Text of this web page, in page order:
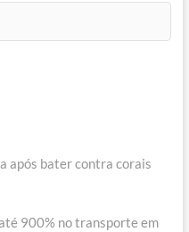
após bater contra corais
900% no transporte em